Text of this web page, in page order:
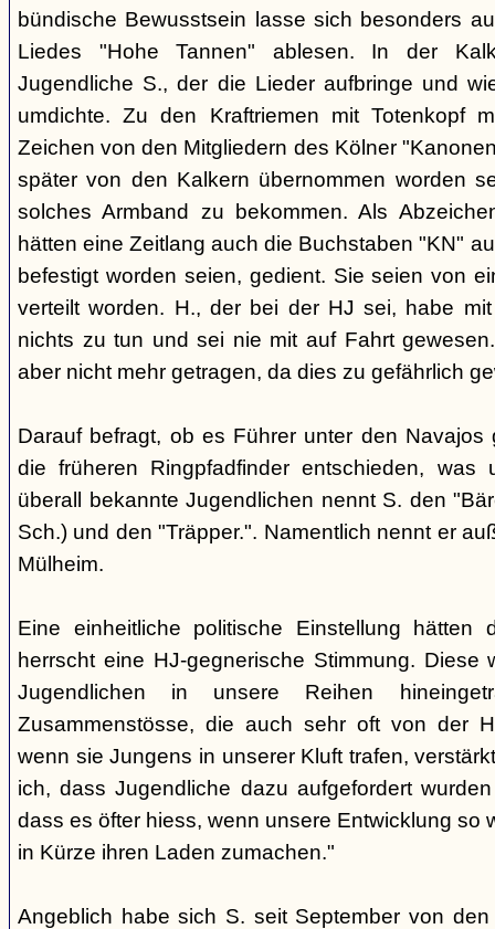
bündische Bewusstsein lasse sich besonders
Liedes "Hohe Tannen" ablesen. In der
Jugendliche S., der die Lieder aufbringe und
umdichte. Zu den Kraftriemen mit Totenkopf
Zeichen von den Mitgliedern des Kölner
später von den Kalkern übernommen worden
solches Armband zu bekommen. Als
hätten eine Zeitlang auch die Buchstaben "KN"
befestigt worden seien, gedient. Sie seien von
verteilt worden. H., der bei der HJ sei, habe
nichts zu tun und sei nie mit auf Fahrt
aber nicht mehr getragen, da dies zu gefährlich
Darauf befragt, ob es Führer unter den Navajos
die früheren Ringpfadfinder entschieden, was
überall bekannte Jugendlichen nennt S. den
Sch.) und den "Träpper.". Namentlich nennt er
Mülheim.
Eine einheitliche politische Einstellung hätten
herrscht eine HJ-gegnerische Stimmung. Diese
Jugendlichen in unsere Reihen
Zusammenstösse, die auch sehr oft von der
wenn sie Jungens in unserer Kluft trafen,
ich, dass Jugendliche dazu aufgefordert
dass es öfter hiess, wenn unsere Entwicklung so
in Kürze ihren Laden zumachen."
Angeblich habe sich S. seit September von